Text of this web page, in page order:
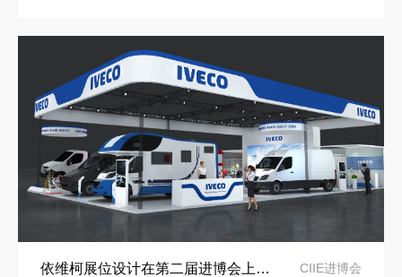
依维柯展位设计在第二届进博会上吸引万千瞩目 CIIE进博会